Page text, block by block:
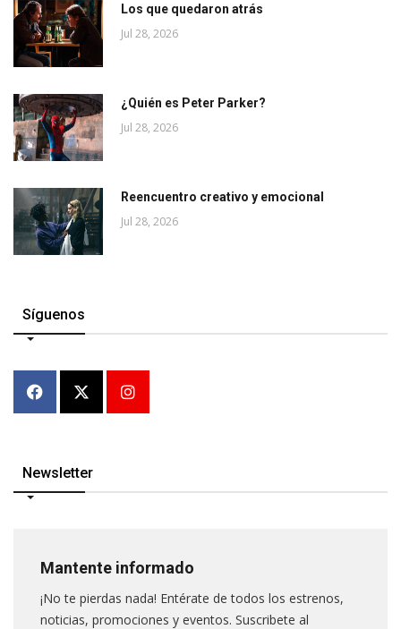
Los que quedaron atrás
Jul 28, 2026
¿Quién es Peter Parker?
Jul 28, 2026
Reencuentro creativo y emocional
Jul 28, 2026
Síguenos
Newsletter
Mantente informado
¡No te pierdas nada! Entérate de todos los estrenos,
noticias, promociones y eventos. Suscribete al